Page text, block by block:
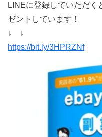
LINEに登録していただく
ゼントしています！
↓ ↓
https://bit.ly/3HPRZNf